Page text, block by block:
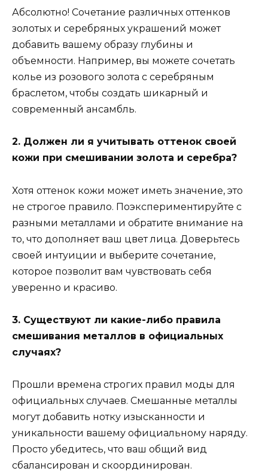
Абсолютно! Сочетание различных оттенков
золотых и серебряных украшений может
добавить вашему образу глубины и
объемности. Например, вы можете сочетать
колье из розового золота с серебряным
браслетом, чтобы создать шикарный и
современный ансамбль.
2. Должен ли я учитывать оттенок своей
кожи при смешивании золота и серебра?
Хотя оттенок кожи может иметь значение, это
не строгое правило. Поэкспериментируйте с
разными металлами и обратите внимание на
то, что дополняет ваш цвет лица. Доверьтесь
своей интуиции и выберите сочетание,
которое позволит вам чувствовать себя
уверенно и красиво.
3. Существуют ли какие-либо правила
смешивания металлов в официальных
случаях?
Прошли времена строгих правил моды для
официальных случаев. Смешанные металлы
могут добавить нотку изысканности и
уникальности вашему официальному наряду.
Просто убедитесь, что ваш общий вид
сбалансирован и скоординирован.